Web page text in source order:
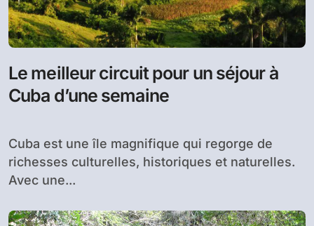
Le meilleur circuit pour un séjour à
Cuba d’une semaine
Cuba est une île magnifique qui regorge de
richesses culturelles, historiques et naturelles.
Avec une...